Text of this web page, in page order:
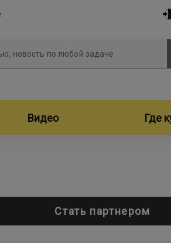
новость по любой задаче
Видео Где
Стать партнером